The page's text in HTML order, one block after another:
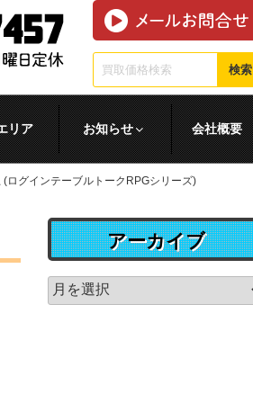
検索
リア お知らせ 会社概要
ログインテーブルトークRPGシリーズ)
アーカイブ